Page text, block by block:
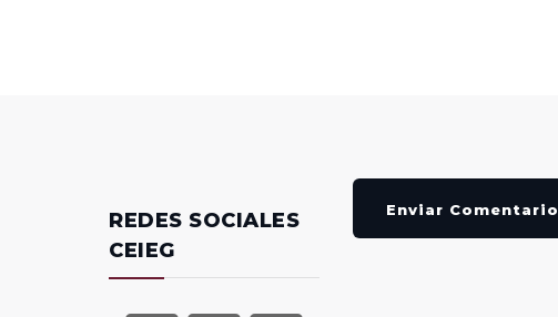
REDES SOCIALES
CEIEG
Enviar Comentario